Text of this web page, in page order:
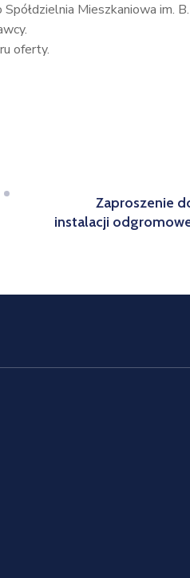
Mieszkaniowa im.
oferty.
Zaproszenie
instalacji